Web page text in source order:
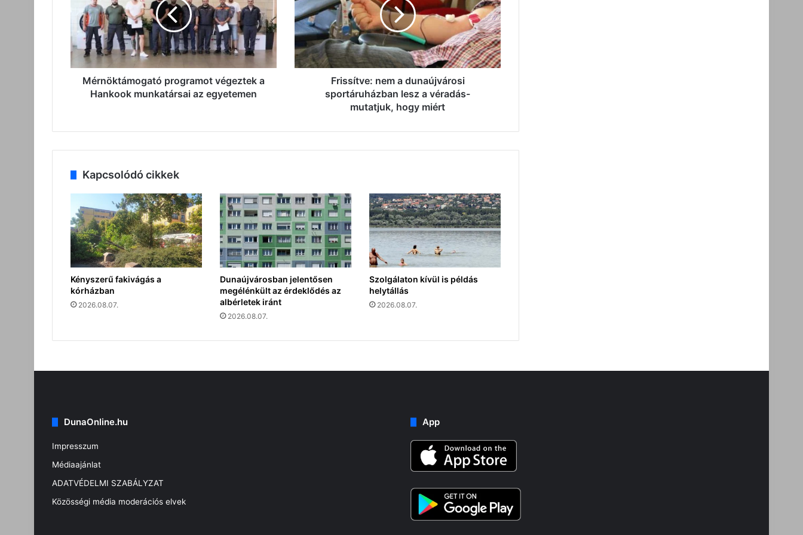
Hankook
munkatársai
az
egyetemen
Mérnöktámogató programot végeztek a
Hankook munkatársai az egyetemen
dunaújvárosi
sportáruházban
lesz
véradás-
mutatjuk,
Frissítve: nem a dunaújvárosi
sportáruházban lesz a véradás-
mutatjuk, hogy miért
Kapcsolódó cikkek
Kényszerű fakivágás a
kórházban
2026.08.07.
Dunaújvárosban jelentősen
megélénkült az érdeklődés az
albérletek iránt
2026.08.07.
Szolgálaton kívül is példás
helytállás
2026.08.07.
DunaOnline.hu
Impresszum
Médiaajánlat
ADATVÉDELMI SZABÁLYZAT
Közösségi média moderációs elvek
App